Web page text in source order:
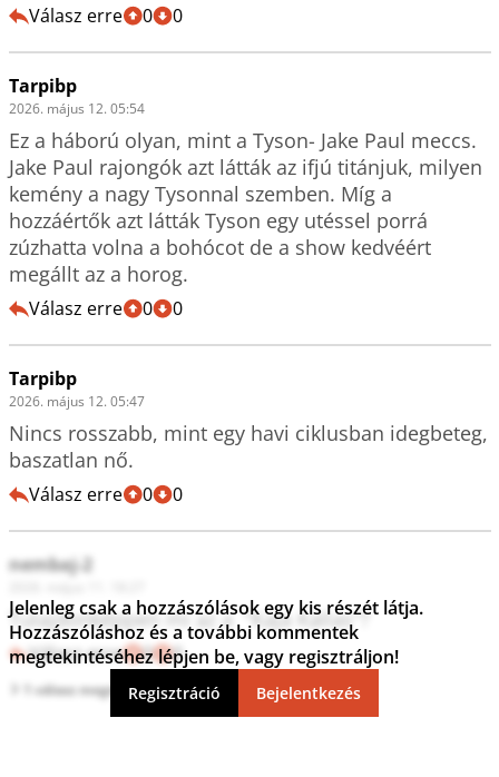
Válasz erre 0 0
Tarpibp
2026. május 12. 05:54
Ez a háború olyan, mint a Tyson- Jake Paul meccs.
Jake Paul rajongók azt látták az ifjú titánjuk, milyen
kemény a nagy Tysonnal szemben. Míg a
hozzáértők azt látták Tyson egy utéssel porrá
zúzhatta volna a bohócot de a show kedvéért
megállt az a horog.
Válasz erre 0 0
Tarpibp
2026. május 12. 05:47
Nincs rosszabb, mint egy havi ciklusban idegbeteg,
baszatlan nő.
Válasz erre 0 0
nembaj-2
Tulajdonképpen mi az a  "Kaja Kallas"?
Válasz erre 0 0
1 válasz megtekintése
Jelenleg csak a hozzászólások egy kis részét látja.
Hozzászóláshoz és a további kommentek
megtekintéséhez lépjen be, vagy regisztráljon!
Regisztráció Bejelentkezés